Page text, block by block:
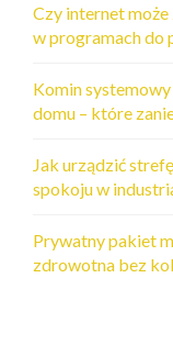
Czy internet
w programach do
Komin
domu – które
Jak urządzić
spokoju w
Prywatny pakiet
zdrowotna bez